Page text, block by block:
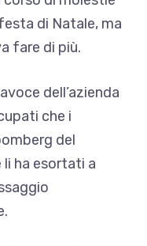
di Natale, ma
fare di più.
dell’azienda
che i
del
ha esortati a